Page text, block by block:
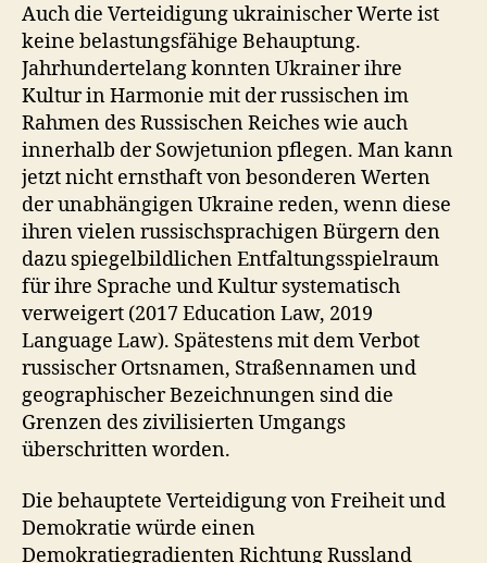
Auch die Verteidigung ukrainischer Werte ist
keine belastungsfähige Behauptung.
Jahrhundertelang konnten Ukrainer ihre
Kultur in Harmonie mit der russischen im
Rahmen des Russischen Reiches wie auch
innerhalb der Sowjetunion pflegen. Man kann
jetzt nicht ernsthaft von besonderen Werten
der unabhängigen Ukraine reden, wenn diese
ihren vielen russischsprachigen Bürgern den
dazu spiegelbildlichen Entfaltungsspielraum
für ihre Sprache und Kultur systematisch
verweigert (2017 Education Law, 2019
Language Law). Spätestens mit dem Verbot
russischer Ortsnamen, Straßennamen und
geographischer Bezeichnungen sind die
Grenzen des zivilisierten Umgangs
überschritten worden.
Die behauptete Verteidigung von Freiheit und
Demokratie würde einen
Demokratiegradienten Richtung Russland